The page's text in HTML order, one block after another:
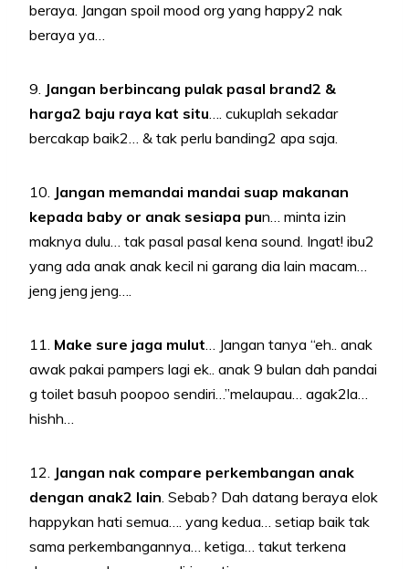
beraya. Jangan spoil mood org yang happy2 nak
beraya ya…
9. Jangan berbincang pulak pasal brand2 &
harga2 baju raya kat situ…. cukuplah sekadar
bercakap baik2… & tak perlu banding2 apa saja.
10. Jangan memandai mandai suap makanan
kepada baby or anak sesiapa pun… minta izin
maknya dulu… tak pasal pasal kena sound. Ingat! ibu2
yang ada anak anak kecil ni garang dia lain macam…
jeng jeng jeng….
11. Make sure jaga mulut… Jangan tanya “eh.. anak
awak pakai pampers lagi ek.. anak 9 bulan dah pandai
g toilet basuh poopoo sendiri…”melaupau… agak2la…
hishh…
12. Jangan nak compare perkembangan anak
dengan anak2 lain. Sebab? Dah datang beraya elok
happykan hati semua…. yang kedua… setiap baik tak
sama perkembangannya… ketiga… takut terkena